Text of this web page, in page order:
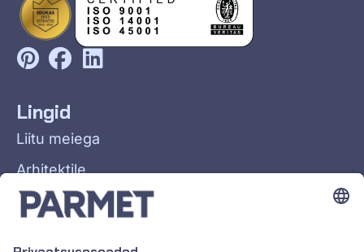
Lingid
Liitu meiega
Arhitektile
Üldtingimused